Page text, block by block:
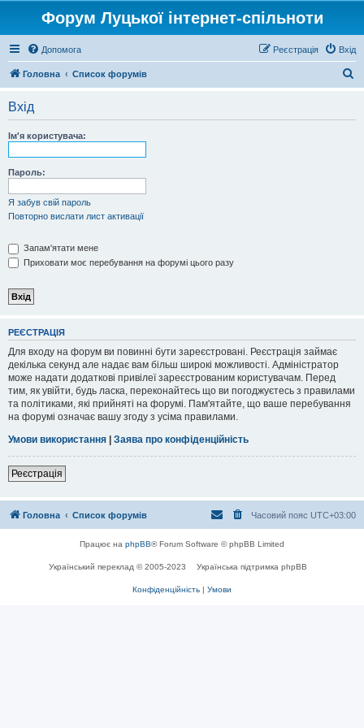
Форум Луцької інтернет-спільноти
Допомога Вхід
Реєстрація
Головна Список форумів
Вхід
Ім'я користувача:
Пароль:
Я забув свій пароль
Повторно вислати лист активації
Запам'ятати мене
Приховати моє перебування на форумі цього разу
РЕЄСТРАЦІЯ
Для входу на форум ви повинні бути зареєстровані. Реєстрація займає
декілька секунд але надає вам більш широкі можливості. Адміністратор
може надати додаткові привілеї зареєстрованим користувачам. Перед
тим, як увійти, будь ласка, переконайтесь що ви погоджуєтесь з правилами
та політиками, які прийняті на форумі. Пам'ятайте, що ваше перебування
на форумі означає вашу згоду з усіма правилами.
Умови використання | Заява про конфіденційність
Реєстрація
Головна Список форумів Часовий пояс UTC+03:00
Працює на phpBB® Forum Software © phpBB Limited
Український переклад © 2005-2023 Українська підтримка phpBB
Конфіденційність | Умови